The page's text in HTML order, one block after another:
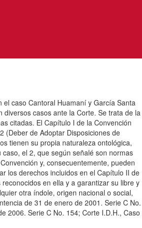
el caso Cantoral Huamaní y García Santa
casos ante la Corte. Se trata de la
citadas. El Capítulo I de la Convención
(Deber de Adoptar Disposiciones de
tienen su propia naturaleza ontológica,
el 2, que según señalé son normas
y, consecuentemente, pueden
los derechos incluidos en el Capítulo II de
en ella y a garantizar su libre y
otra índole, origen nacional o social,
de 31 de enero de 2001. Serie C No.
2006. Serie C No. 154; Corte I.D.H., Caso